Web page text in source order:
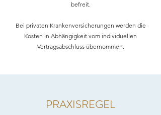
befreit.
Bei privaten Krankenversicherungen werden die
Kosten in Abhängigkeit vom individuellen
Vertragsabschluss übernommen.
PRAXISREGEL